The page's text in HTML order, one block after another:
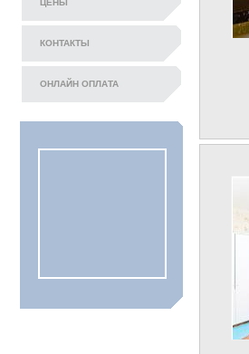
ЦЕНЫ
КОНТАКТЫ
ОНЛАЙН ОПЛАТА